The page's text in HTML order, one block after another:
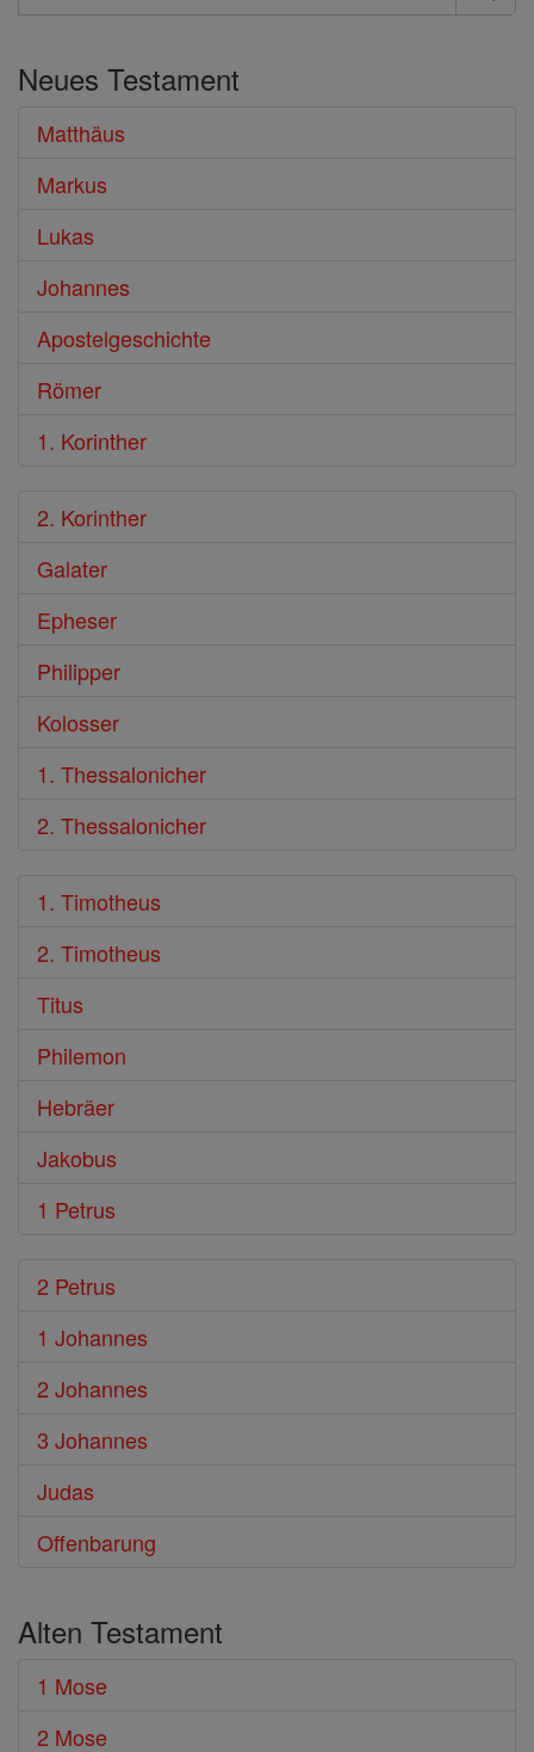
Suche
Bibel
Neues Testament
Matthäus
Markus
Lukas
Johannes
Apostelgeschichte
Römer
1. Korinther
2. Korinther
Galater
Epheser
Philipper
Kolosser
1. Thessalonicher
2. Thessalonicher
1. Timotheus
2. Timotheus
Titus
Philemon
Hebräer
Jakobus
1 Petrus
2 Petrus
1 Johannes
2 Johannes
3 Johannes
Judas
Offenbarung
Alten Testament
1 Mose
2 Mose